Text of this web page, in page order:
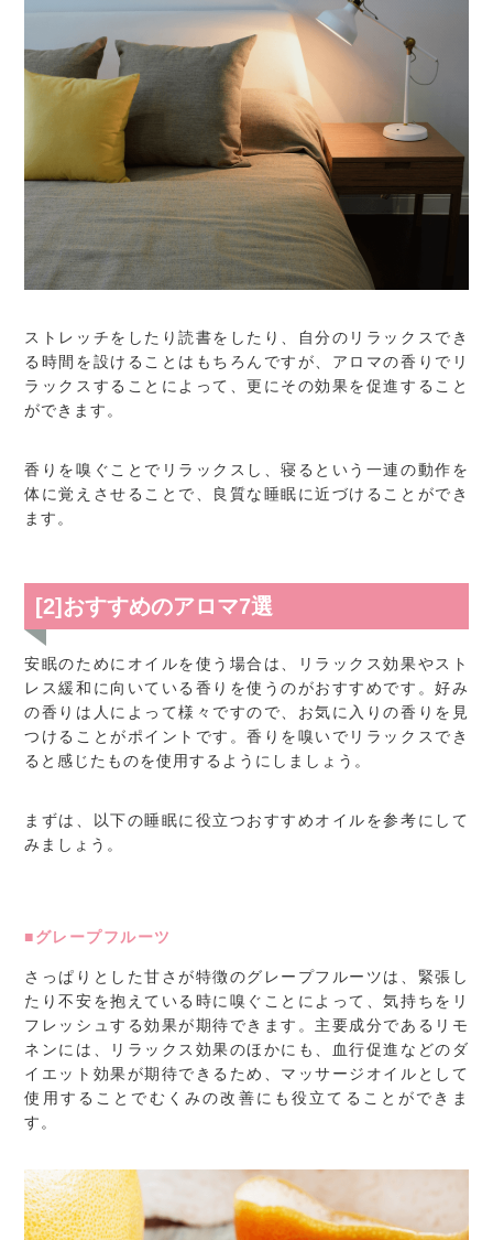
ストレッチをしたり読書をしたり、自分のリラックスでき
る時間を設けることはもちろんですが、アロマの香りでリ
ラックスすることによって、更にその効果を促進すること
ができます。
香りを嗅ぐことでリラックスし、寝るという一連の動作を
体に覚えさせることで、良質な睡眠に近づけることができ
ます。
[2]おすすめのアロマ7選
安眠のためにオイルを使う場合は、リラックス効果やスト
レス緩和に向いている香りを使うのがおすすめです。好み
の香りは人によって様々ですので、お気に入りの香りを見
つけることがポイントです。香りを嗅いでリラックスでき
ると感じたものを使用するようにしましょう。
まずは、以下の睡眠に役立つおすすめオイルを参考にして
みましょう。
■グレープフルーツ
さっぱりとした甘さが特徴のグレープフルーツは、緊張し
たり不安を抱えている時に嗅ぐことによって、気持ちをリ
フレッシュする効果が期待できます。主要成分であるリモ
ネンには、リラックス効果のほかにも、血行促進などのダ
イエット効果が期待できるため、マッサージオイルとして
使用することでむくみの改善にも役立てることができま
す。